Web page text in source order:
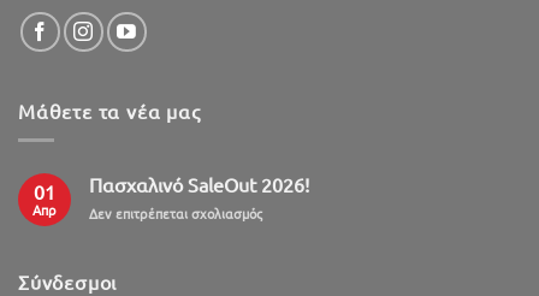
Μάθετε τα νέα μας
01
Απρ
Πασχαλινό SaleOut 2026!
Δεν επιτρέπεται σχολιασμόςστο
Σύνδεσμοι